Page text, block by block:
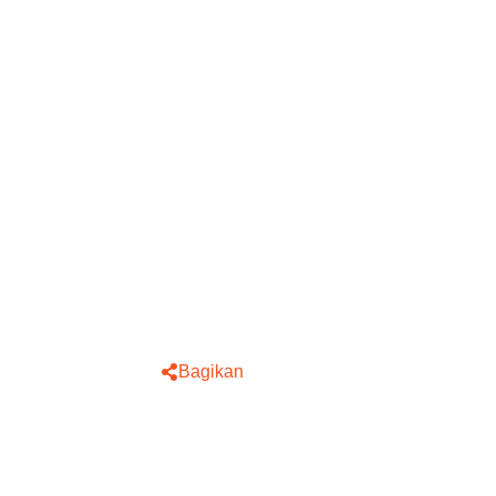
Bagikan